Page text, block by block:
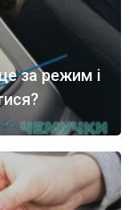
за режим і